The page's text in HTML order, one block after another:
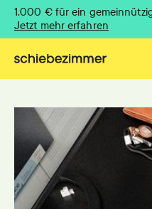
1.000 € für ein
Jetzt mehr erfahren